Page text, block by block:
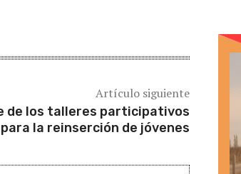
Artículo siguiente
de los talleres participativos
para la reinserción de jóvenes